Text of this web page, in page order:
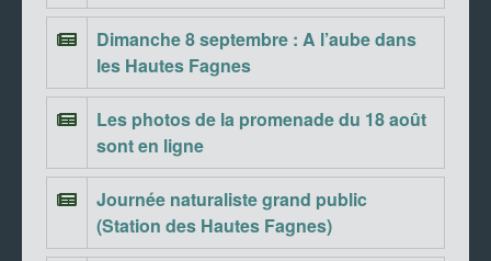
Dimanche 8 septembre : A l’aube dans
les Hautes Fagnes
Les photos de la promenade du 18 août
sont en ligne
Journée naturaliste grand public
(Station des Hautes Fagnes)